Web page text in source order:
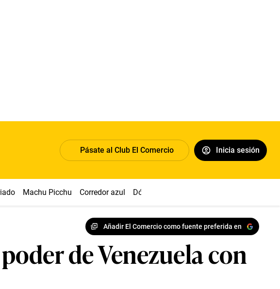
Pásate al Club El Comercio Inicia sesión
Machu Picchu Corredor azul Dólar
Añadir El Comercio como fuente preferida en
de Venezuela con